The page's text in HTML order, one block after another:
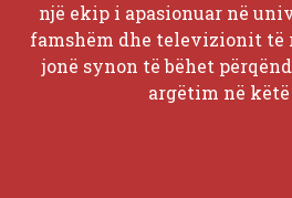
një ekip i apasionuar në
famshëm dhe televizionit
jonë synon të bëhet
argëtim në